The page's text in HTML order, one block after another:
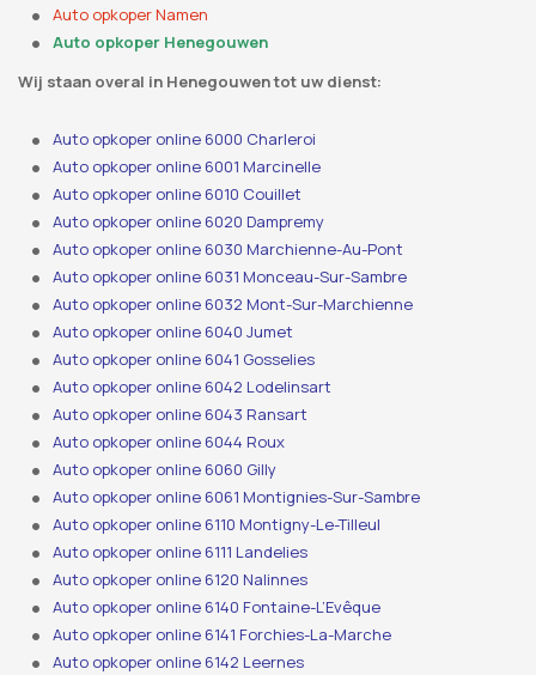
Auto opkoper Namen
Auto opkoper Henegouwen
Wij staan ​​overal in Henegouwen tot uw dienst:
Auto opkoper online 6000 Charleroi
Auto opkoper online 6001 Marcinelle
Auto opkoper online 6010 Couillet
Auto opkoper online 6020 Dampremy
Auto opkoper online 6030 Marchienne-Au-Pont
Auto opkoper online 6031 Monceau-Sur-Sambre
Auto opkoper online 6032 Mont-Sur-Marchienne
Auto opkoper online 6040 Jumet
Auto opkoper online 6041 Gosselies
Auto opkoper online 6042 Lodelinsart
Auto opkoper online 6043 Ransart
Auto opkoper online 6044 Roux
Auto opkoper online 6060 Gilly
Auto opkoper online 6061 Montignies-Sur-Sambre
Auto opkoper online 6110 Montigny-Le-Tilleul
Auto opkoper online 6111 Landelies
Auto opkoper online 6120 Nalinnes
Auto opkoper online 6140 Fontaine-L’Evêque
Auto opkoper online 6141 Forchies-La-Marche
Auto opkoper online 6142 Leernes